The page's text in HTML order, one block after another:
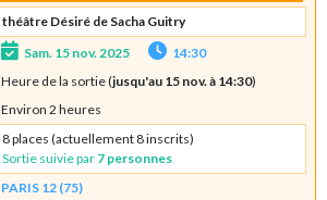
théâtre Désiré de Sacha Guitry
Sam. 15 nov. 2025
14:30
Heure de la sortie (jusqu'au 15 nov. à 14:30)
Environ 2 heures
8 places (actuellement 8 inscrits)
Sortie suivie par 7 personnes
PARIS 12 (75)